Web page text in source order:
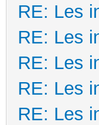
RE: Les
RE: Les
RE: Les
RE: Les
RE: Les